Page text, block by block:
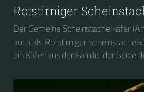
Rotstirniger
Der Gemeine Scheinstachelkäfer
auch als Rotstirniger
ein Käfer aus der Familie der